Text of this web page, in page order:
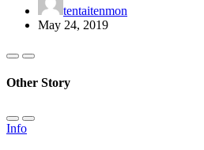
tentaitenmon
May 24, 2019
Other Story
Info